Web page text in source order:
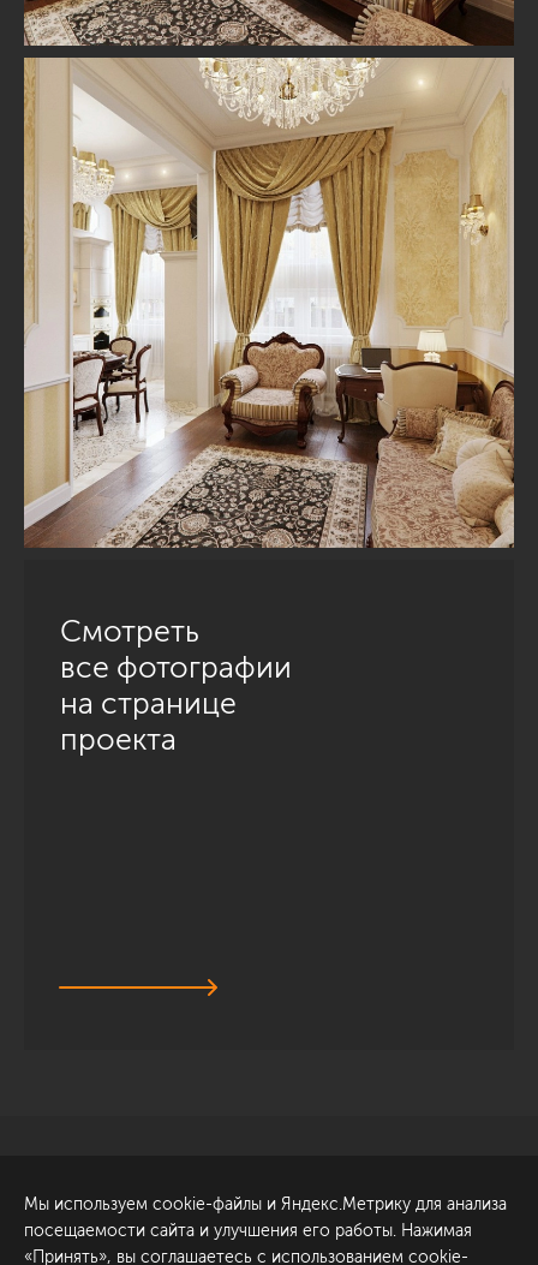
Смотреть
все фотографии
на странице
проекта
Обсудить проект
ул. Академика Павлова, 6
к1
Мы используем cookie-файлы и Яндекс.Метрику для анализа
посещаемости сайта и улучшения его работы. Нажимая
«Принять», вы соглашаетесь с использованием cookie-